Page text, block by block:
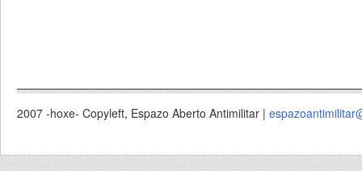
2007 -hoxe- Copyleft, Espazo Aberto Antimilitar |